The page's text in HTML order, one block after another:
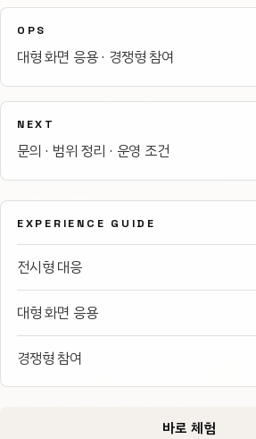
OPS
대형 화면 응용 · 경쟁형 참여
NEXT
문의 · 범위 정리 · 운영 조건
EXPERIENCE GUIDE
전시형 대응
대형 화면 응용
경쟁형 참여
바로 체험